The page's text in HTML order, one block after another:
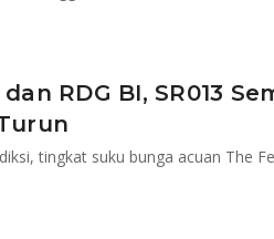
RDG BI, SR013